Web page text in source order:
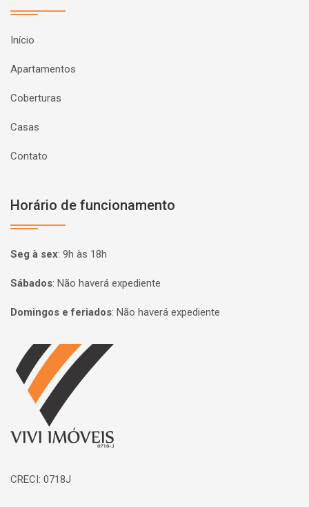
Início
Apartamentos
Coberturas
Casas
Contato
Horário de funcionamento
Seg à sex: 9h às 18h
Sábados: Não haverá expediente
Domingos e feriados: Não haverá expediente
Página inicial
CRECI: 0718J